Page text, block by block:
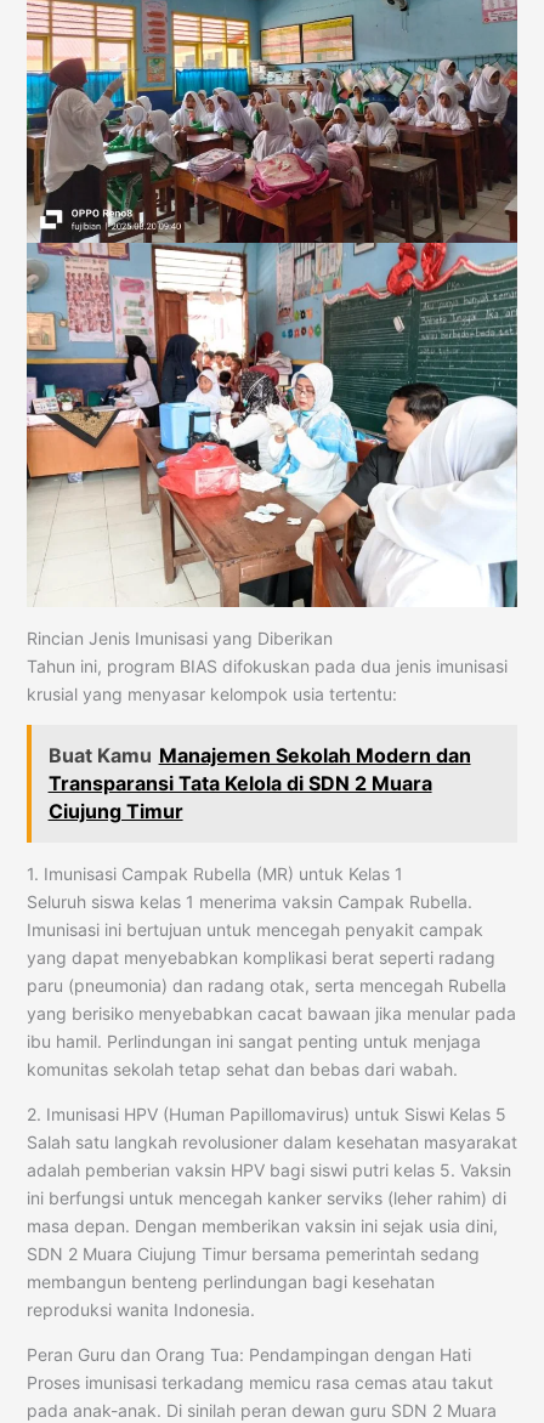
Rincian Jenis Imunisasi yang Diberikan
Tahun ini, program BIAS difokuskan pada dua jenis imunisasi
krusial yang menyasar kelompok usia tertentu:
Buat Kamu Manajemen Sekolah Modern dan
Transparansi Tata Kelola di SDN 2 Muara
Ciujung Timur
1. Imunisasi Campak Rubella (MR) untuk Kelas 1
Seluruh siswa kelas 1 menerima vaksin Campak Rubella.
Imunisasi ini bertujuan untuk mencegah penyakit campak
yang dapat menyebabkan komplikasi berat seperti radang
paru (pneumonia) dan radang otak, serta mencegah Rubella
yang berisiko menyebabkan cacat bawaan jika menular pada
ibu hamil. Perlindungan ini sangat penting untuk menjaga
komunitas sekolah tetap sehat dan bebas dari wabah.
2. Imunisasi HPV (Human Papillomavirus) untuk Siswi Kelas 5
Salah satu langkah revolusioner dalam kesehatan masyarakat
adalah pemberian vaksin HPV bagi siswi putri kelas 5. Vaksin
ini berfungsi untuk mencegah kanker serviks (leher rahim) di
masa depan. Dengan memberikan vaksin ini sejak usia dini,
SDN 2 Muara Ciujung Timur bersama pemerintah sedang
membangun benteng perlindungan bagi kesehatan
reproduksi wanita Indonesia.
Peran Guru dan Orang Tua: Pendampingan dengan Hati
Proses imunisasi terkadang memicu rasa cemas atau takut
pada anak-anak. Di sinilah peran dewan guru SDN 2 Muara